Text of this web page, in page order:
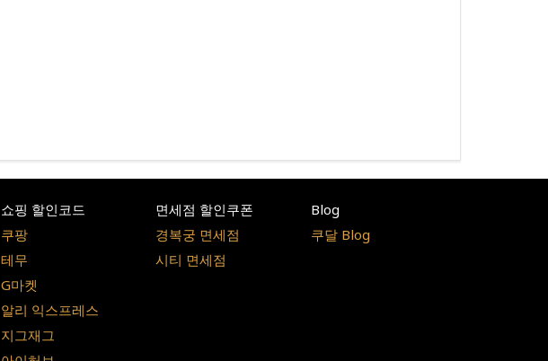
쇼핑 할인코드
쿠팡
테무
G마켓
알리 익스프레스
지그재그
면세점 할인쿠폰
경복궁 면세점
시티 면세점
Blog
쿠달 Blog